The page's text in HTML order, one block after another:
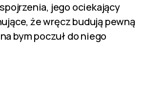
jego ociekający
że wręcz budują pewną
bym poczuł do niego